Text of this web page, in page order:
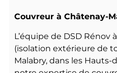
Couvreur à Châtenay-
L’équipe de DSD Rénov
(isolation extérieure de
Malabry, dans les Hauts-